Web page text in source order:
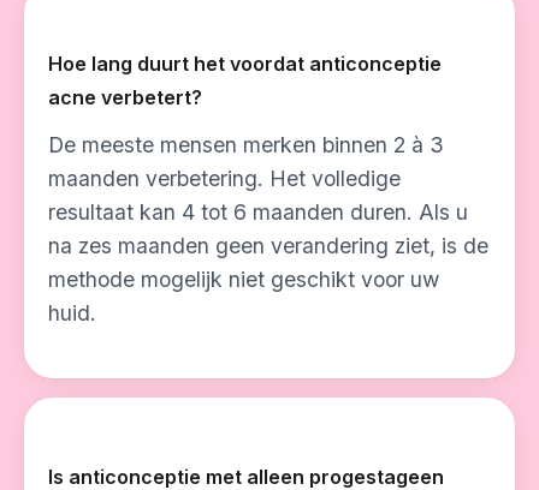
Hoe lang duurt het voordat anticonceptie
acne verbetert?
De meeste mensen merken binnen 2 à 3
maanden verbetering. Het volledige
resultaat kan 4 tot 6 maanden duren. Als u
na zes maanden geen verandering ziet, is de
methode mogelijk niet geschikt voor uw
huid.
Is anticonceptie met alleen progestageen